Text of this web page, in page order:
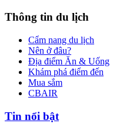
Thông tin du lịch
Cẩm nang du lịch
Nên ở đâu?
Địa điểm Ăn & Uống
Khám phá điểm đến
Mua sắm
CBAIR
Tin nổi bật